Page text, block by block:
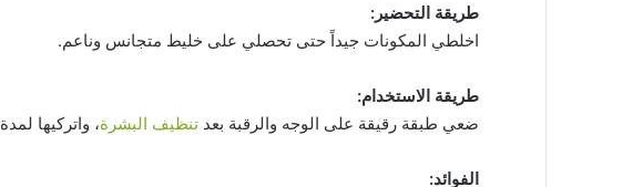
طريقة التحضير:
اخلطي المكونات جيداً حتى تحصلي على خليط متجانس وناعم.
طريقة الاستخدام:
ضعي طبقة رقيقة على الوجه والرقبة بعد تنظيف البشرة، واتركيها لمدة 20 دقيقة قبل إزالة الفائض بلطف.
الفوائد: